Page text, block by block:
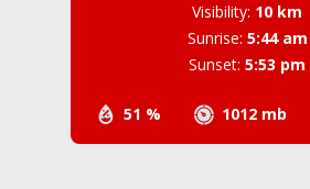
51 % 1012 mb
Visibility: 10 km
Sunrise: 5:44 am
Sunset: 5:53 pm